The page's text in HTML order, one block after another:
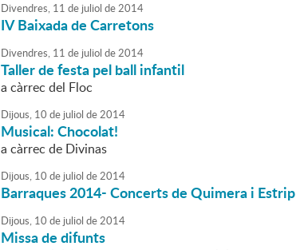
Divendres, 11 de juliol de2014
IV Baixada de Carretons
Divendres, 11 de juliol de2014
Taller de festa pel ball infantil
a càrrec del Floc
Dijous, 10 de juliol de2014
Musical: Chocolat!
a càrrec de Divinas
Dijous, 10 de juliol de2014
Barraques 2014- Concerts de Quimera i Estrip
Dijous, 10 de juliol de2014
Missa de difunts